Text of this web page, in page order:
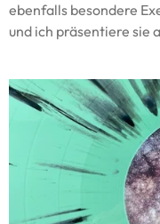
ebenfalls besondere
und ich präsentiere sie